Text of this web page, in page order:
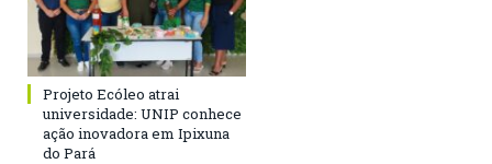
Projeto Ecóleo atrai
universidade: UNIP conhece
ação inovadora em Ipixuna
do Pará